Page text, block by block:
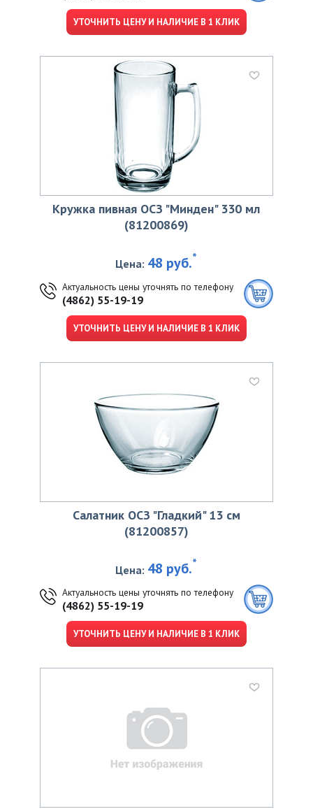
УТОЧНИТЬ ЦЕНУ И НАЛИЧИЕ В 1 КЛИК
Кружка пивная ОСЗ "Минден" 330 мл
(81200869)
Цена: 48 руб.*
Актуальность цены уточнять по телефону
(4862) 55-19-19
УТОЧНИТЬ ЦЕНУ И НАЛИЧИЕ В 1 КЛИК
Салатник ОСЗ "Гладкий" 13 см
(81200857)
Цена: 48 руб.*
Актуальность цены уточнять по телефону
(4862) 55-19-19
УТОЧНИТЬ ЦЕНУ И НАЛИЧИЕ В 1 КЛИК